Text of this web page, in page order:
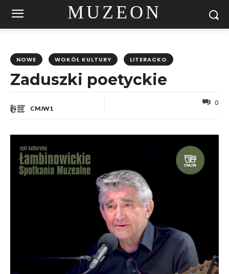
MUZEON
NOWE WOKÓŁ KULTURY LITERACKO
Zaduszki poetyckie
CMJW1
0